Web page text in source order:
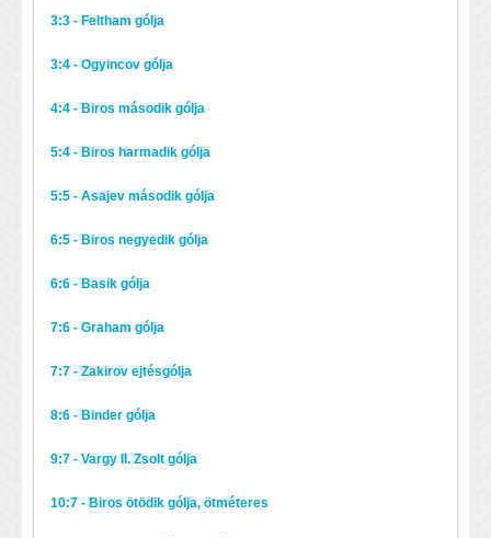
3:3 - Feltham gólja
3:4 - Ogyincov gólja
4:4 - Biros második gólja
5:4 - Biros harmadik gólja
5:5 - Asajev második gólja
6:5 - Biros negyedik gólja
6:6 - Basik gólja
7:6 - Graham gólja
7:7 - Zakirov ejtésgólja
8:6 - Binder gólja
9:7 - Vargy II. Zsolt gólja
10:7 - Biros ötödik gólja, ötméteres